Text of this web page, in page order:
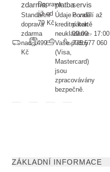
zdarma
Standartní
doprava
zdarma
nad 1499
Kč
Doprava
již od
79 Kč
platba
Údaje o vaší
kreditní kartě
neukládáme.
Vaše platby
(Visa,
Mastercard)
jsou
zpracovávány
bezpečně.
servis
Pondělí až
pátek
09:00 - 17:00
775 577 060
ZÁKLADNÍ INFORMACE